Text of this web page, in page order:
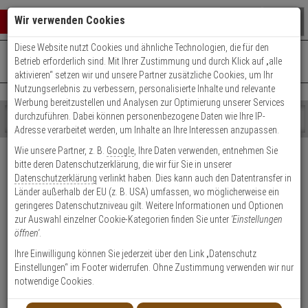
Warenkorb schließen
0 ARTIKEL IM WARENKORB
Ihr Warenkorb ist momentan leer.
Ergebnisse ()
Fertig
Shop
durchsuchen
geben
Sie
mindestens
Zeichen
ein,
um
Suche
wurde
noch
Kategorien
Suche
gestartet
+49 (0)821 899 493-0Mo. - Do.: 8:00 - 16:30 | Fr.: 8:00 - 14:00 Uhr
Kontaktservice nutzen
Versand & Lieferung
Bitte wählen Sie Ihr Lieferland.
Welche Lieferoptionen kann ich nach der Bestellung
auswählen?
Wir verwenden Cookies
Diese Website nutzt Cookies und ähnliche Technologien, die für den
Betrieb erforderlich sind. Mit Ihrer Zustimmung und durch Klick auf „alle
aktivieren“ setzen wir und unsere Partner zusätzliche Cookies, um Ihr
Nutzungserlebnis zu verbessern, personalisierte Inhalte und relevante
Werbung bereitzustellen und Analysen zur Optimierung unserer Services
durchzuführen. Dabei können personenbezogene Daten wie Ihre IP-
Adresse verarbeitet werden, um Inhalte an Ihre Interessen anzupassen.
Wie unsere Partner, z. B. Google , Ihre Daten verwenden, entnehmen Sie
bitte deren Datenschutzerklärung, die wir für Sie in unserer
Datenschutzerklärung verlinkt haben. Dies kann auch den Datentransfer in
Länder außerhalb der EU (z. B. USA) umfassen, wo möglicherweise ein
geringeres Datenschutzniveau gilt. Weitere Informationen und Optionen
zur Auswahl einzelner Cookie-Kategorien finden Sie unter 'Einstellungen
öffnen'.
Ihre Einwilligung können Sie jederzeit über den Link „Datenschutz
Einstellungen“ im Footer widerrufen. Ohne Zustimmung verwenden wir nur
notwendige Cookies.